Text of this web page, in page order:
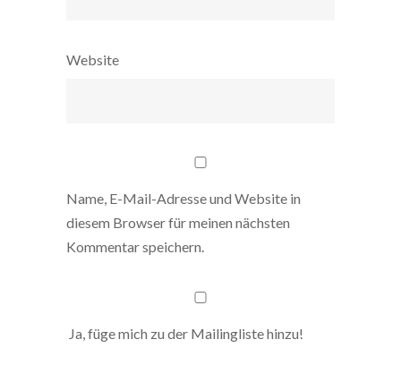
Website
Name, E-Mail-Adresse und Website in
diesem Browser für meinen nächsten
Kommentar speichern.
Ja, füge mich zu der Mailingliste hinzu!